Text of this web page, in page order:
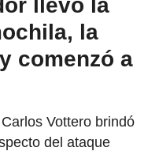
llevó la
la
comenzó a
Vottero brindó
del ataque